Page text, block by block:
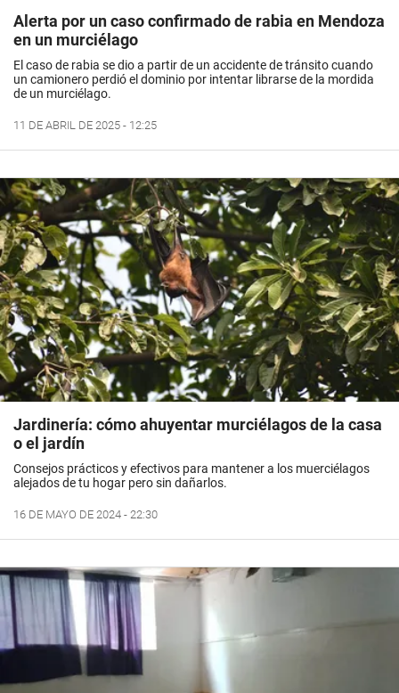
Alerta por un caso confirmado de rabia en Mendoza
en un murciélago
El caso de rabia se dio a partir de un accidente de tránsito cuando
un camionero perdió el dominio por intentar librarse de la mordida
de un murciélago.
11 DE ABRIL DE 2025 - 12:25
Jardinería: cómo ahuyentar murciélagos de la casa
o el jardín
Consejos prácticos y efectivos para mantener a los muerciélagos
alejados de tu hogar pero sin dañarlos.
16 DE MAYO DE 2024 - 22:30